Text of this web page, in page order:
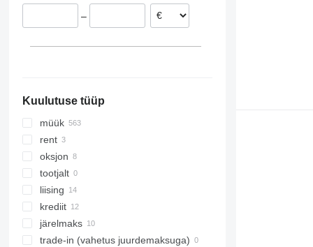
Hispaania
Ungari
–
Kuulutuse tüüp
müük
rent
oksjon
tootjalt
liising
krediit
järelmaks
trade-in (vahetus juurdemaksuga)